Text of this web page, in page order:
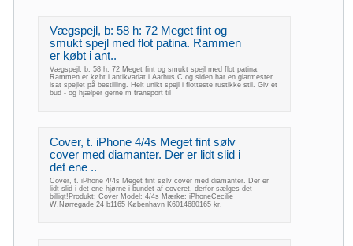
Vægspejl, b: 58 h: 72 Meget fint og
smukt spejl med flot patina. Rammen
er købt i ant..
Vægspejl, b: 58 h: 72 Meget fint og smukt spejl med flot patina.
Rammen er købt i antikvariat i Aarhus C og siden har en glarmester
isat spejlet på bestilling. Helt unikt spejl i flotteste rustikke stil. Giv et
bud - og hjælper gerne m transport til
Cover, t. iPhone 4/4s Meget fint sølv
cover med diamanter. Der er lidt slid i
det ene ..
Cover, t. iPhone 4/4s Meget fint sølv cover med diamanter. Der er
lidt slid i det ene hjørne i bundet af coveret, derfor sælges det
billigt!Produkt: Cover Model: 4/4s Mærke: iPhoneCecilie
W.Nørregade 24 b1165 København K6014680165 kr.